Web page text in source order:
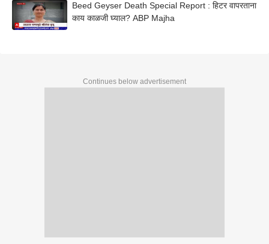
Beed Geyser Death Special Report : हिटर वापरताना
काय काळजी घ्याल? ABP Majha
Continues below advertisement